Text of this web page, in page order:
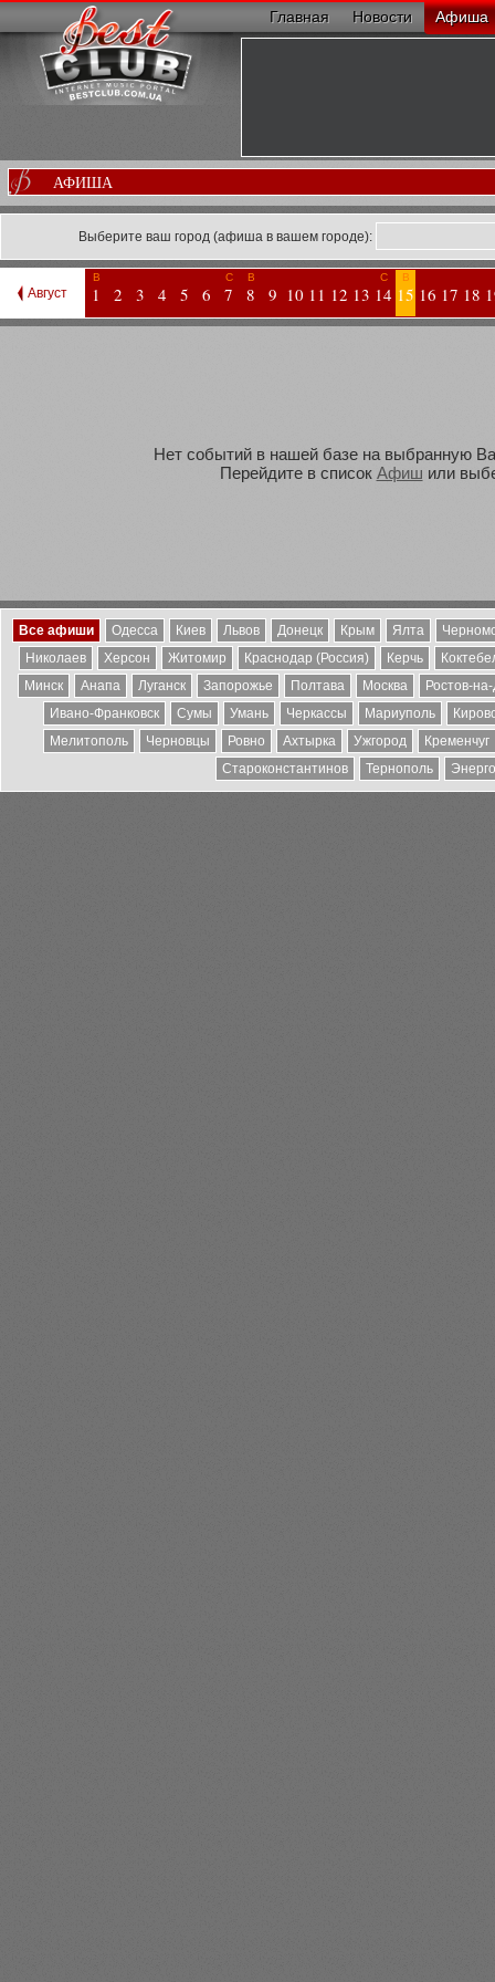
Главная Новости Афиша
АФИША
Выберите ваш город (афиша в вашем городе):
Август
В
1 2 3 4 5 6
С
7
В
8 9 10 11 12 13
С
14
В
15 16 17 18
Нет событий в нашей базе на выбранную
Перейдите в список Афиш или
Все афиши Одесса Киев Львов Донецк Крым Ялта
Николаев
Херсон Житомир Краснодар (Россия) Керчь
Минск
Анапа Луганск Запорожье Полтава Москва
Ростов-
Ивано-Франковск
Сумы Умань Черкассы Мариуполь
Мелитополь
Черновцы Ровно Ахтырка Ужгород
Кременчуг
Староконстантинов
Тернополь